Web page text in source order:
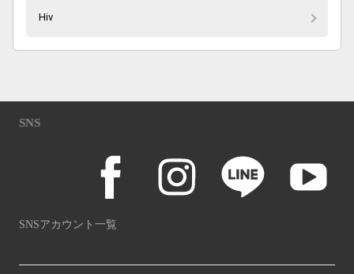
Hiv
SNS
SNSアカウント一覧